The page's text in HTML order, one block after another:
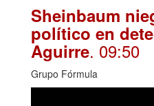
Sheinbaum
político en
Aguirre. 09:50
Grupo Fórmula